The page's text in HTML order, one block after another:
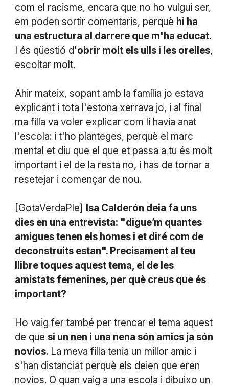
com el racisme, encara que no ho vulgui ser,
em poden sortir comentaris, perquè hi ha
una estructura al darrere que m'ha educat.
I és qüestió d'obrir molt els ulls i les orelles,
escoltar molt.
Ahir mateix, sopant amb la família jo estava
explicant i tota l'estona xerrava jo, i al final
ma filla va voler explicar com li havia anat
l'escola: i t'ho planteges, perquè el marc
mental et diu que el que et passa a tu és molt
important i el de la resta no, i has de tornar a
resetejar i començar de nou.
[GotaVerdaPle]
Isa Calderón deia fa uns
dies en una entrevista: "digue’m quantes
amigues tenen els homes i et diré com de
deconstruits estan". Precisament al teu
llibre toques aquest tema, el de les
amistats femenines, per què creus que és
important?
Ho vaig fer també per trencar el tema aquest
de que si un nen i una nena són amics ja són
novios. La meva filla tenia un millor amic i
s'han distanciat perquè els deien que eren
novios. O quan vaig a una escola i dibuixo un